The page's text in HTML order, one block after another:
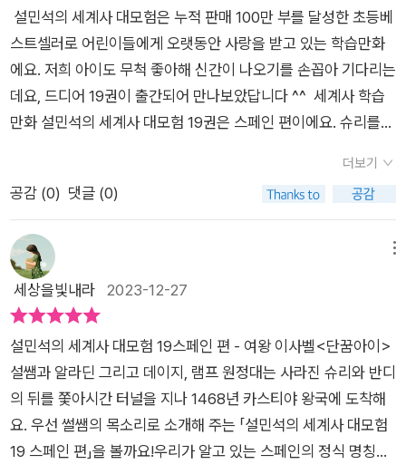
있었는데요 페르난도 ! 그래서 페로난도에게 청혼을 먼저 청했고
남자는 받아들였을까요?​궁금하시다면 <설민석 세계사대모험19
> 읽어보시길 바래요! ​​​​​ * 본 리뷰는 업체에서 무상으로 제공받아
작성된 후기 입니다.​
정보도 알게 된답니다.전문가의 꼼꼼한 감수를 거쳐 탄생한세계
사 대모험 스페인편은누가 등장할지 굉장히 설레었어요.램프 원
정대는 슈리를 납치한카심의 뒤를 쫓아 스페인으로 가게 되었어
요.그곳에서 기도를 하던 한 소녀를 만나게 되어 그녀집에 머물게
되어요.그녀와 이야기를 나누다보니바로 그 소녀가 이사벨 여왕
이었던 것~~~이복오빠인 왕 엔리케가 그녀를 견제하여왕궁에
서 어머니와 남매를 내쫓았답니다.이사벨과 엔리케는 배다른 형
왕이 되고나자 엔리케는 이사벨 가족이 반란을 일으킬까 싶어서
시시때때로 이사벨을 감시하고 어떤 마음을 가지고 있는지 떠보
기도 했어요.엔리케 왕은 이사벨을 후계자로 삼는대신포르투갈
왕 결혼시켜 그곳으로 쫓아버리려고 계획하는데요.과연 그의 뜻
대로 이사벨이 움직여줄까요?설쌤의 시간 여행을 통해 알게 된
이야기를 바탕으로조금더 자세하게 실제 역사를 알려주고 있어
참 유용했던 설쌤의 역사토크​책을 읽다보면 <설쌤의 역사 체크
>도 볼 수 있는데요.그 장면에 대해 조금더 자세하게 풀어 설명
해주기 때문에꼼꼼하게 읽는다면 역사적인배경 지식이 더 업그
설민석의 세계사 대모험은 누적 판매 100만 부를 달성한 초등베
스트셀러로 어린이들에게 오랫동안 사랑을 받고 있는 학습만화
에요. 저희 아이도 무척 좋아해 신간이 나오기를 손꼽아 기다리는
데요, 드디어 19권이 출간되어 만나보았답니다 ^^ 세계사 학습
만화 설민석의 세계사 대모험 19권은 스페인 편이에요. 슈리를
그곳에서 우연히 소녀 한 명을 만나게 되는데 딱한 사정을 듣고
그녀의 수호천사가 되어 주기로 했어요. 이 소녀는 알고 보니 훗
날 스페인의 첫 번째 여왕이 되는 이사벨이었어요. 그녀는 그 당
시 왕이었던 엔리케와 이복형제 사이였는데 권력을 빼앗길까 두
려운 엔리케가 이사벨 가족을 궁 밖으로 내쫓아 버린 거였어
요. 엔리케가 무능력하여 이를 못마땅하게 여긴 귀족들은 이사벨
으로 있는 한 그럴 수 없다고 말했어요. 엔리케는 내란 후에도 이
사벨에게 왕의 자리를 빼앗길까 두려워 포르투갈 왕국의 왕과 결
혼을 시켜 멀리 보내려고 했어요. 원하지 않는 사람과 결혼할 위
기에 처한 이사벨. 그녀는 어떻게 이 상황을 모면할까요? 설민석
의 세계사 대모험은 램프요정대와 함께 흥미진진한 세계사 현장
더보기
공감 (0) 댓글 (0)
세상을빛내라 2023-12-27
​설민석의 세계사 대모험 19스페인 편 - 여왕 이사벨<단꿈아이>​​​​
설쌤과 알라딘 그리고 데이지, 램프 원정대는 사라진 슈리와 반디
의 뒤를 쫓아시간 터널을 지나 1468년 카스티야 왕국에 도착해
요. ​우선 썰쌤의 목소리로 소개해 주는 「설민석의 세계사 대모험
19 스페인 편」을 볼까요!​​​​우리가 알고 있는 스페인의 정식 명칭은